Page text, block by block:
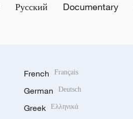
Русский Documentary
French Français
German Deutsch
Greek Ελληνικά